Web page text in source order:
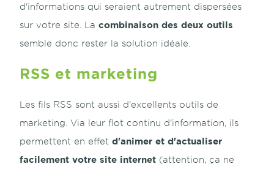
d'informations qui seraient autrement dispersées
sur votre site. La combinaison des deux outils
semble donc rester la solution idéale.
RSS et marketing
Les fils RSS sont aussi d'excellents outils de
marketing. Via leur flot continu d'information, ils
permettent en effet d'animer et d'actualiser
facilement votre site internet (attention, ça ne